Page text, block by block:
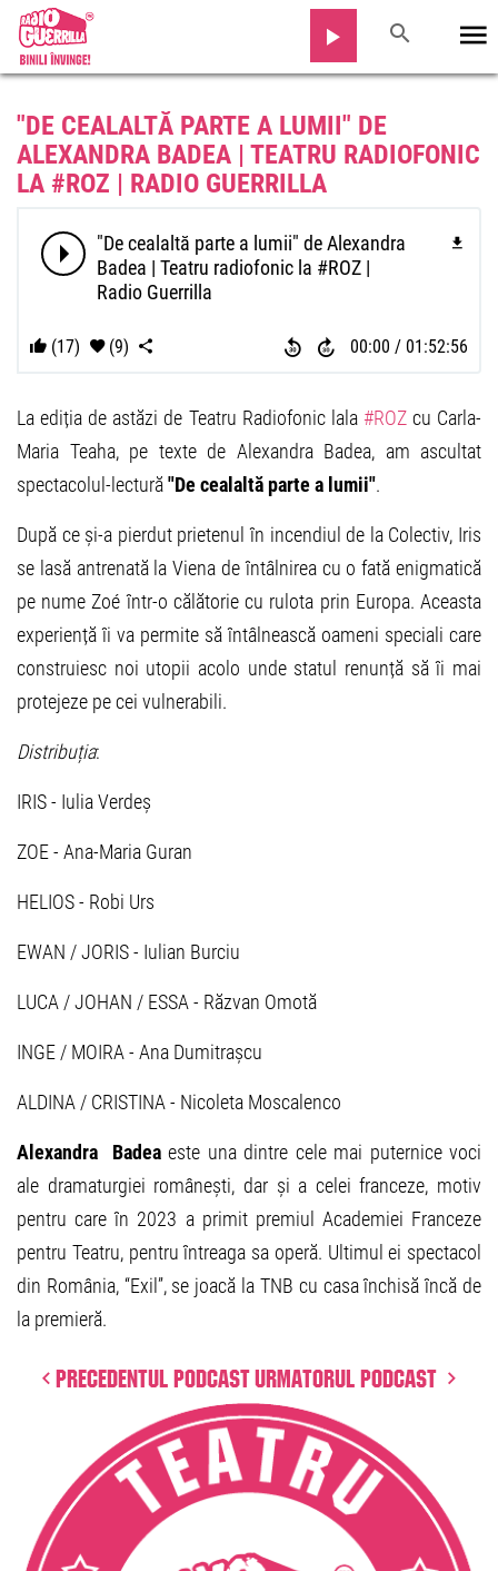
"DE CEALALTĂ PARTE A LUMII" DE
ALEXANDRA BADEA | TEATRU RADIOFONIC
LA #ROZ | RADIO GUERRILLA
00:00 01:52:56
"De cealaltă parte a lumii" de Alexandra
Badea | Teatru radiofonic la #ROZ |
Radio Guerrilla
(17) (9)
La ediția de astăzi de Teatru Radiofonic lala #ROZcu Carla-
Maria Teaha, pe texte de Alexandra Badea, am ascultat
spectacolul-lectură"De cealaltă parte a lumii".
După ce și-a pierdut prietenul în incendiul de la Colectiv, Iris
se lasă antrenată la Viena de întâlnirea cu o fată enigmatică
pe nume Zoé într-o călătorie cu rulota prin Europa. Aceasta
experiență îi va permite să întâlnească oameni speciali care
construiesc noi utopii acolo unde statul renunță să îi mai
protejeze pe cei vulnerabili.
Distribuția:
IRIS - Iulia Verdeș
ZOE - Ana-Maria Guran
HELIOS - Robi Urs
EWAN / JORIS - Iulian Burciu
LUCA / JOHAN / ESSA - Răzvan Omotă
INGE / MOIRA - Ana Dumitrașcu
ALDINA / CRISTINA - Nicoleta Moscalenco
Alexandra Badeaeste una dintre cele mai puternice voci
ale dramaturgiei românești, dar și a celei franceze, motiv
pentru care în 2023 a primit premiul Academiei Franceze
pentru Teatru, pentru întreaga sa operă. Ultimul ei spectacol
din România, “Exil”, se joacă la TNB cu casa închisă încă de
la premieră.
Precedentul podcast Urmatorul podcast